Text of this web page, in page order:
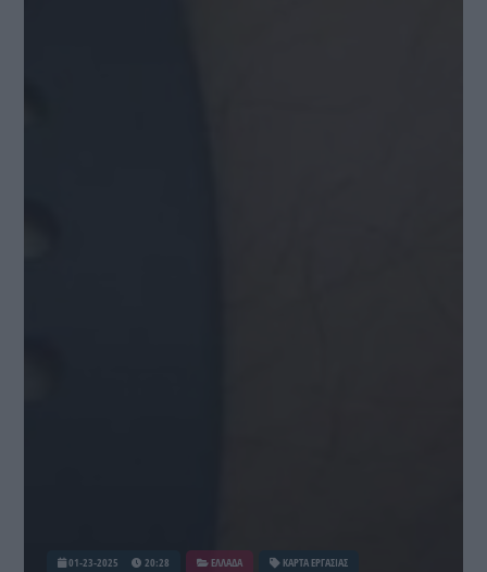
01-23-2025 20:28 ΕΛΛΑΔΑ ΚΑΡΤΑ ΕΡΓΑΣΙΑΣ